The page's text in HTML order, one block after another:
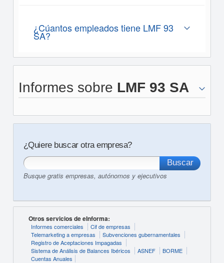
¿Cúantos empleados tiene LMF 93
SA?
Informes sobre LMF 93 SA
¿Quiere buscar otra empresa?
Busque gratis empresas, autónomos y ejecutivos
Otros servicios de eInforma:
Informes comerciales
Cif de empresas
Telemarketing a empresas
Subvenciones gubernamentales
Registro de Aceptaciones Impagadas
Sistema de Análisis de Balances Ibéricos
ASNEF
BORME
Cuentas Anuales